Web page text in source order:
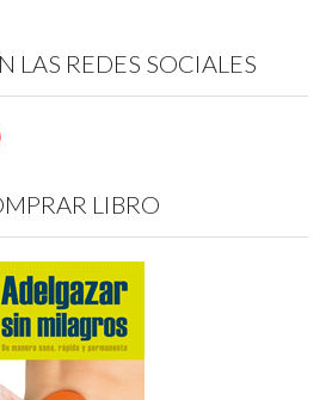
LAS REDES SOCIALES
LIBRO